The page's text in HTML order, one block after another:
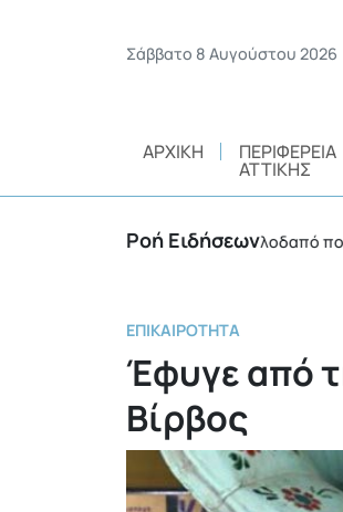
Σάββατο 8 Αυγούστου 2026
ΑΡΧΙΚΉ ΠΕΡΙΦΈΡΕΙΑ
ΑΤΤΙΚΉΣ
Ροή Ειδήσεων
3.750 ευρώ σε αλλοδαπό που
ΕΠΙΚΑΙΡΌΤΗΤΑ
Έφυγε από
Βίρβος